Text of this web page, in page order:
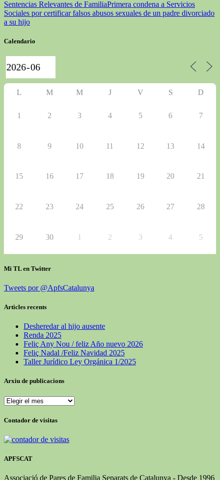
Sentencias Relevantes de FamiliaPrimera condena a Servicios
Sociales por certificar falsos abusos sexuales de un padre divorciado
a su hijo
Calendario
L M M J V S D
1 2 3 4 5 6 7
8 9 10 11 12 13 14
15 16 17 18 19 20 21
22 23 24 25 26 27 28
29 30 1 2 3 4 5
Mi TL en Twitter
Tweets por @ApfsCatalunya
Articles recents
Desheredar al hijo ausente
Renda 2025
Feliç Any Nou / feliz Año nuevo 2026
Feliç Nadal /Feliz Navidad 2025
Taller Jurídico Ley Orgánica 1/2025
Arxiu de publicacions
Arxiu
publicacions
Contador de visitas
APFSCAT
Associació de Pares de Familia Separats de Catalunya - Desde 1996